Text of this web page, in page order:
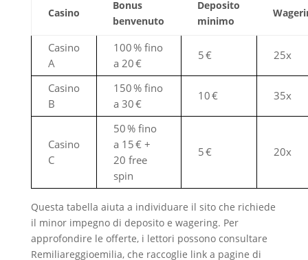
Casino
Bonus
benvenuto
Deposito
minimo
Casino
A
100 % fino
a 20 €
5 € 25x
Casino
B
150 % fino
a 30 €
10 € 35x
Casino
C
50 % fino
a 15 € +
20 free
spin
5 € 20x
Questa tabella aiuta a individuare il sito che richiede
il minor impegno di deposito e wagering. Per
approfondire le offerte, i lettori possono consultare
Remiliareggioemilia, che raccoglie link a pagine di